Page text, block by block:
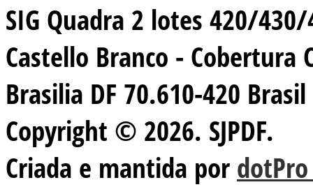
SIG Quadra 2 lotes 420/
Castello Branco - Cobertura
Brasilia DF 70.610-420 Brasil
Copyright © 2026. SJPDF.
Criada e mantida por